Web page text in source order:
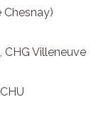
Chesnay)
CHG Villeneuve